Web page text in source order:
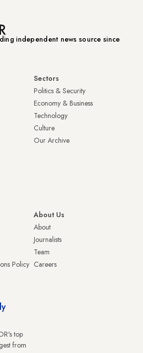
independent news source since
Sectors
Politics & Security
Economy & Business
Technology
Culture
Our Archive
Policy
About Us
About
Journalists
Team
Careers
top
from